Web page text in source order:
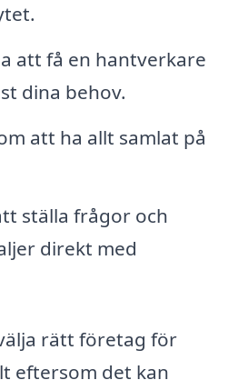
att få en hantverkare
dina behov.
att ha allt samlat på
ställa frågor och
direkt med
rätt företag för
eftersom det kan